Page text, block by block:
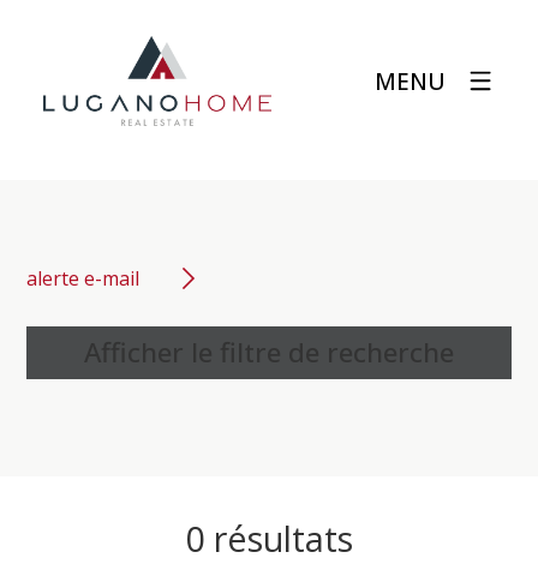
MENU
alerte e-mail
Afficher le filtre de recherche
0 résultats